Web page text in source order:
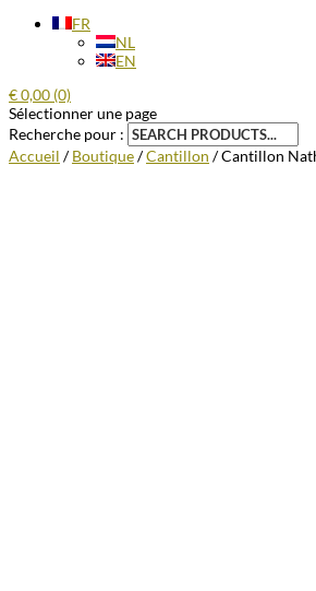
FR
NL
EN
€0,00 (0)
Sélectionner une page
Recherche pour :
Accueil /Boutique/Cantillon / Cantillon